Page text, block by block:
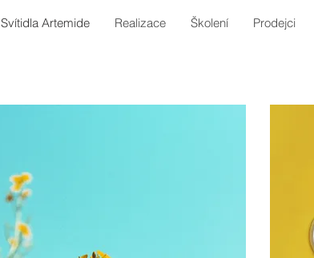
Svítidla Artemide Realizace Školení Prodejci